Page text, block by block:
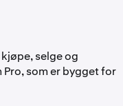
selge og
som er bygget for